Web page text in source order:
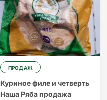
ПРОДАЖ
Куриное филе и четверть
Наша Ряба продажа